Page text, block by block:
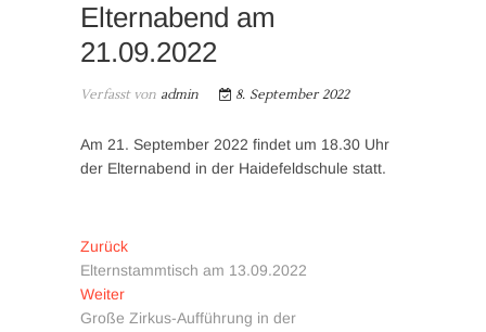
Elternabend am
21.09.2022
Verfasst von admin 8. September 2022
Am 21. September 2022 findet um 18.30 Uhr
der Elternabend in der Haidefeldschule statt.
Beitragsnavigation
ZurückVorheriger
Beitrag:
Elternstammtisch am 13.09.2022
WeiterNächster
Beitrag:
Große Zirkus-Aufführung in der